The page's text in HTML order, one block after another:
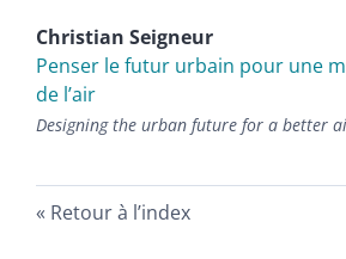
Christian Seigneur
Penser le futur urbain pour une
de l’air
Designing the urban future for a better
Retour à l’index